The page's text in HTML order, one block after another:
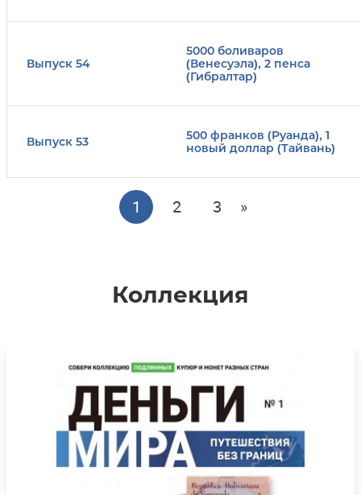
Выпуск 54
5000 боливаров
(Венесуэла), 2 пенса
(Гибралтар)
Выпуск 53
500 франков (Руанда), 1
новый доллар (Тайвань)
1 2 3 »
Коллекция